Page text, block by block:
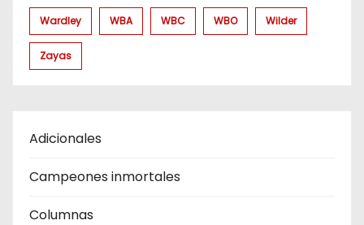
Wardley WBA WBC WBO Wilder
Zayas
Adicionales
Campeones inmortales
Columnas